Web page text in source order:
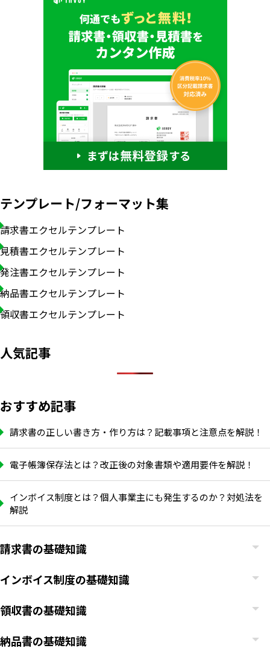
テンプレート/フォーマット集
請求書エクセルテンプレート
見積書エクセルテンプレート
発注書エクセルテンプレート
納品書エクセルテンプレート
領収書エクセルテンプレート
人気記事
おすすめ記事
請求書の正しい書き方・作り方は？記載事項と注意点を解説！
電子帳簿保存法とは？改正後の対象書類や適用要件を解説！
インボイス制度とは？個人事業主にも発生するのか？対処法を
解説
請求書の基礎知識
インボイス制度の基礎知識
領収書の基礎知識
納品書の基礎知識